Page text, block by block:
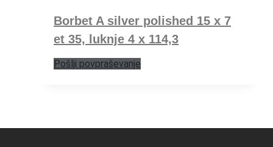
Borbet A silver polished 15 x 7
et 35, luknje 4 x 114,3
Pošlji povpraševanje